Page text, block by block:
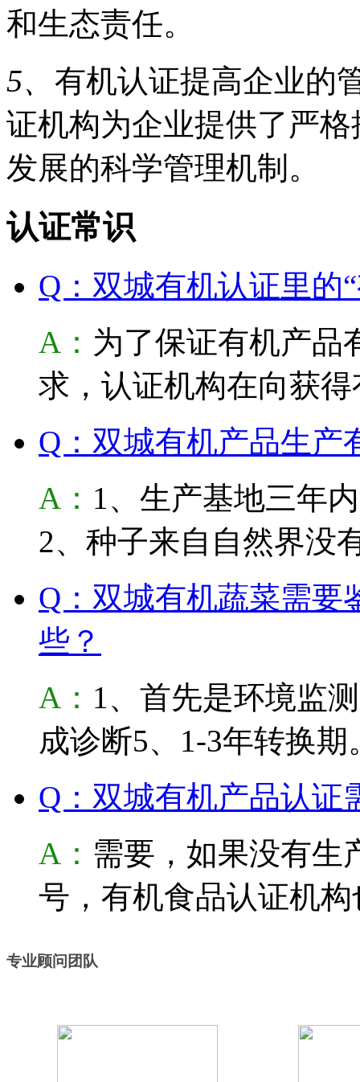
和生态责任。
5、 有机认证提高企业的
证机构为企业提供了严
发展的科学管理机制。
认证常识
Q：双城有机认证里的
A： 为了保证有机产品
求，认证机构在向获
Q：双城有机产品生产
A： 1、生产基地三年
2、种子来自自然界没
Q：双城有机蔬菜需要
些？
A： 1、首先是环境监
成诊断5、1-3年转换期
Q：双城有机产品认证
A： 需要，如果没有生
号，有机食品认证机
专业顾问团队